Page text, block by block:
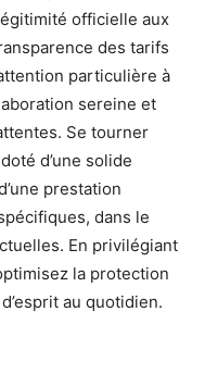
officielle aux
des tarifs
particulière à
sereine et
Se tourner
d’une solide
prestation
dans le
En privilégiant
la protection
au quotidien.